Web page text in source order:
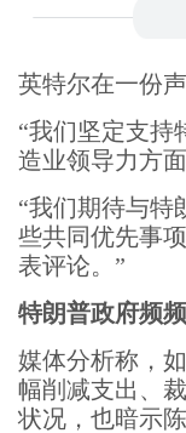
英特尔在一份
“我们坚定支持
造业领导力方
“我们期待与特
些共同优先事
表评论。”
特朗普政府频
媒体分析称，
幅削减支出、
状况，也暗示